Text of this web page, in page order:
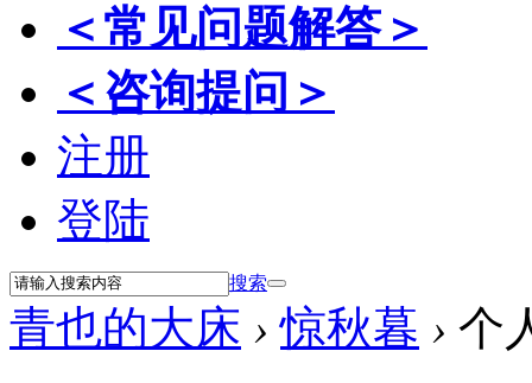
＜常见问题解答＞
＜咨询提问＞
注册
登陆
搜索
青也的大床 › 惊秋暮 › 个